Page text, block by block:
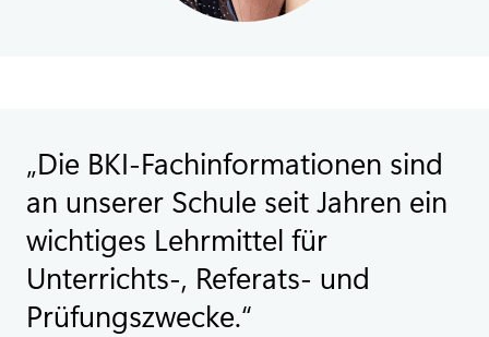
Die BKI-Fachinformationen sind
an unserer Schule seit Jahren ein
wichtiges Lehrmittel für
Unterrichts-, Referats- und
Prüfungszwecke.